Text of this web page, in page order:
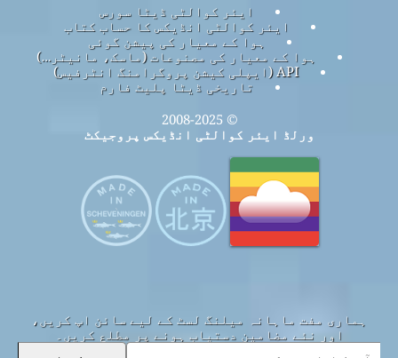
ایئر کوالٹی ڈیٹا سورس
ایئر کوالٹی انڈیکس کا حساب کتاب
ہوا کے معیار کی پیشن گوئی
ہوا کے معیار کی مصنوعات (ماسک، مانیٹر…)
API (ایپلی کیشن پروگرامنگ انٹرفیس)
تاریخی ڈیٹا پلیٹ فارم
© 2008-2025
ورلڈ ایئر کوالٹی انڈیکس پروجیکٹ
ہماری مفت ماہانہ میلنگ لسٹ کے لیے سائن اپ کریں،
اور نئے مضامین دستیاب ہونے پر مطلع کریں۔